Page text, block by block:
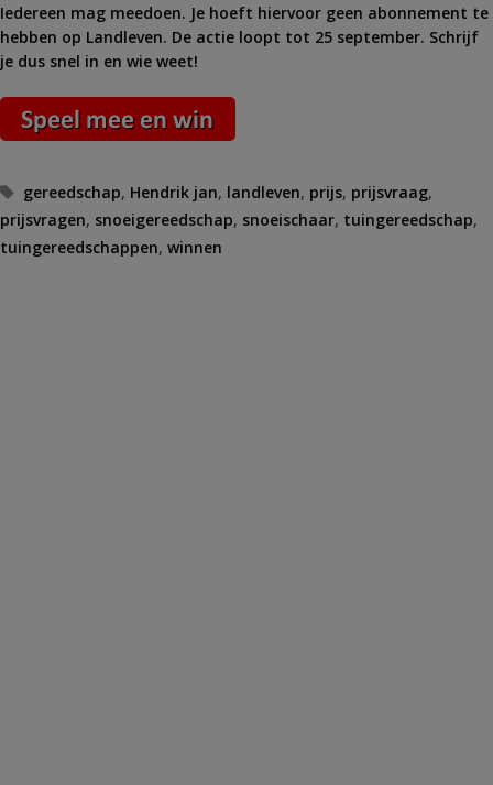
Iedereen mag meedoen. Je hoeft hiervoor geen abonnement te
hebben op Landleven. De actie loopt tot 25 september. Schrijf
je dus snel in en wie weet!
Tags
gereedschap, Hendrik jan, landleven, prijs, prijsvraag,
prijsvragen, snoeigereedschap, snoeischaar, tuingereedschap,
tuingereedschappen, winnen